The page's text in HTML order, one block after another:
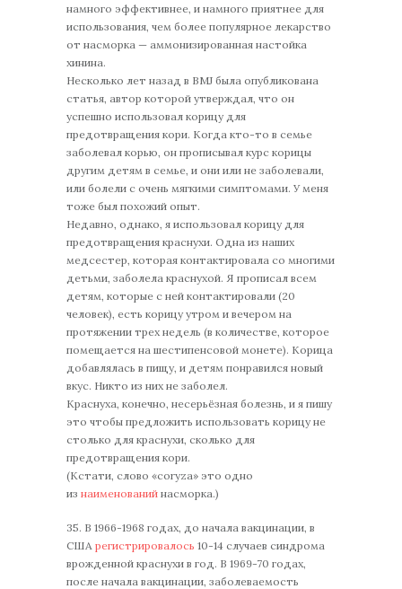
намного эффективнее, и намного приятнее для
использования, чем более популярное лекарство
от насморка — аммонизированная настойка
хинина.
Несколько лет назад в BMJ была опубликована
статья, автор которой утверждал, что он
успешно использовал корицу для
предотвращения кори. Когда кто-то в семье
заболевал корью, он прописывал курс корицы
другим детям в семье, и они или не заболевали,
или болели с очень мягкими симптомами. У меня
тоже был похожий опыт.
Недавно, однако, я использовал корицу для
предотвращения краснухи. Одна из наших
медсестер, которая контактировала со многими
детьми, заболела краснухой. Я прописал всем
детям, которые с ней контактировали (20
человек), есть корицу утром и вечером на
протяжении трех недель (в количестве, которое
помещается на шестипенсовой монете). Корица
добавлялась в пищу, и детям понравился новый
вкус. Никто из них не заболел.
Краснуха, конечно, несерьёзная болезнь, и я пишу
это чтобы предложить использовать корицу не
столько для краснухи, сколько для
предотвращения кори.
(Кстати, слово «coryza» это одно
из наименований насморка.)
35. В 1966-1968 годах, до начала вакцинации, в
США регистрировалось 10-14 случаев синдрома
врожденной краснухи в год. В 1969-70 годах,
после начала вакцинации, заболеваемость